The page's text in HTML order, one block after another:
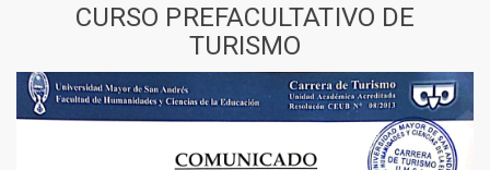
CURSO PREFACULTATIVO DE
TURISMO